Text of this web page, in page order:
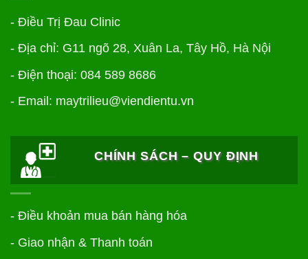
- Điều Trị Đau Clinic
- Địa chỉ: G11 ngõ 28, Xuân La, Tây Hồ, Hà Nội
- Điện thoại: 084 589 8686
- Email: maytrilieu@viendientu.vn
CHÍNH SÁCH – QUY ĐỊNH
- Điều khoản mua bán hàng hóa
- Giao nhận & Thanh toán